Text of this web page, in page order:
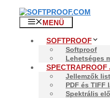
MENÜ
SOFTPROOF
Softproof
Lehetséges
SPECTRAPROOF
Jellemzők
PDF és
Spektrális
Proof
A tübingeni Proof
rendelkezik a legújabb
svájci PDFX-ready által